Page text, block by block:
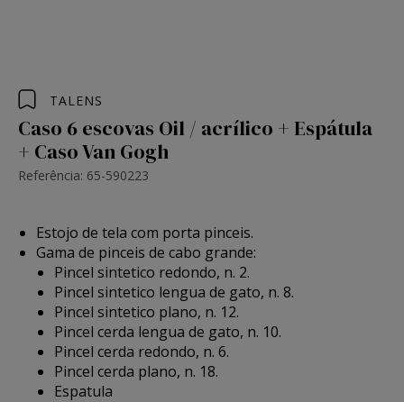
TALENS
Caso 6 escovas Oil / acrílico + Espátula
+ Caso Van Gogh
Referência: 65-590223
Estojo de tela com porta pinceis.
Gama de pinceis de cabo grande:
Pincel sintetico redondo, n. 2.
Pincel sintetico lengua de gato, n. 8.
Pincel sintetico plano, n. 12.
Pincel cerda lengua de gato, n. 10.
Pincel cerda redondo, n. 6.
Pincel cerda plano, n. 18.
Espatula